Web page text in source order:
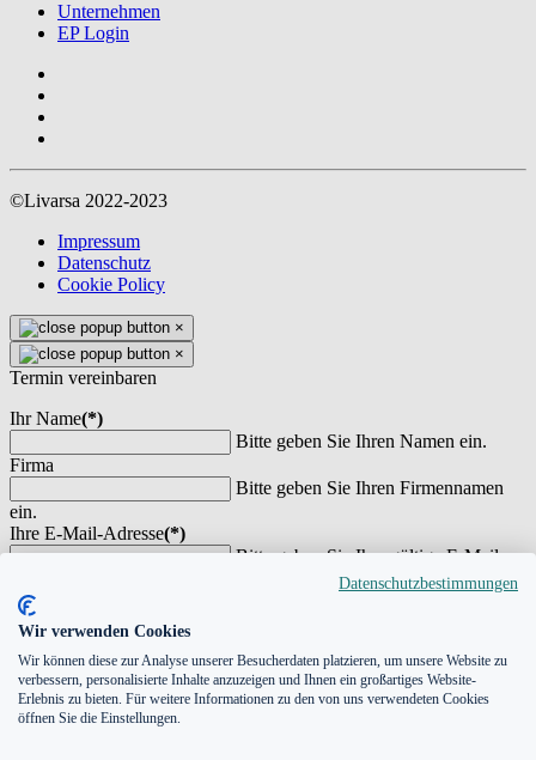
Unternehmen
EP Login
©Livarsa 2022-2023
Impressum
Datenschutz
Cookie Policy
×
×
Termin vereinbaren
Ihr Name(*)
Bitte geben Sie Ihren Namen ein.
Firma
Bitte geben Sie Ihren Firmennamen
ein.
Ihre E-Mail-Adresse(*)
Bitte geben Sie Ihre gültige E-Mail-
Telefonnummer
Ihre Nachricht
Datenschutzbestimmungen
Wir verwenden Cookies
Wir können diese zur Analyse unserer Besucherdaten platzieren, um unsere Website zu
verbessern, personalisierte Inhalte anzuzeigen und Ihnen ein großartiges Website-
Erlebnis zu bieten. Für weitere Informationen zu den von uns verwendeten Cookies
öffnen Sie die Einstellungen.